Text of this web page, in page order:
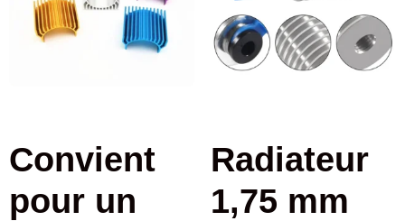
Convient
pour un
Radiateur
1,75 mm